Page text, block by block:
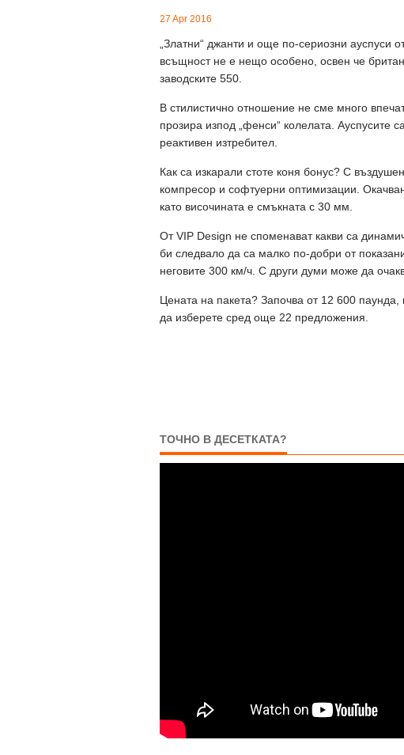
27 Apr 2016
„Златни“ джанти и още по-сериозни ауспуси
всъщност не е нещо особено, освен че
заводските 550.
В стилистично отношение не сме много
прозира изпод „фенси“ колелата. Ауспусите
реактивен изтребител.
Как са изкарали стоте коня бонус? С
компресор и софтуерни оптимизации.
като височината е смъкната с 30 мм.
От VIP Design не споменават какви са
би следвало да са малко по-добри от
неговите 300 км/ч. С други думи може да
Цената на пакета? Започва от 12 600
да изберете сред още 22 предложения.
ТОЧНО В ДЕСЕТКАТА?